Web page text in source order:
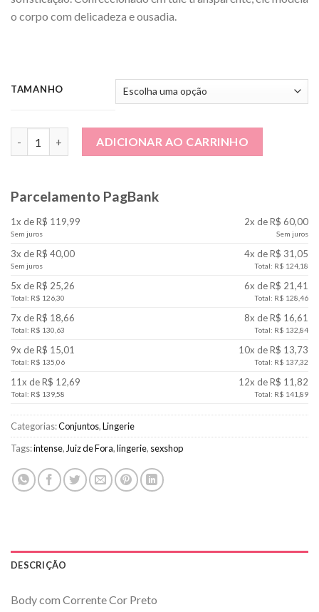
o corpo com delicadeza e ousadia.
TAMANHO
ADICIONAR AO CARRINHO
Parcelamento PagBank
1x de R$ 119,99
Sem juros
2x de R$ 60,00
Sem juros
3x de R$ 40,00
Sem juros
4x de R$ 31,05
Total: R$ 124,18
5x de R$ 25,26
Total: R$ 126,30
6x de R$ 21,41
Total: R$ 128,46
7x de R$ 18,66
Total: R$ 130,63
8x de R$ 16,61
Total: R$ 132,84
9x de R$ 15,01
Total: R$ 135,06
10x de R$ 13,73
Total: R$ 137,32
11x de R$ 12,69
Total: R$ 139,58
12x de R$ 11,82
Total: R$ 141,89
Categorias:Conjuntos,Lingerie
Tags:intense, Juiz de Fora,lingerie, sexshop
DESCRIÇÃO
Body com Corrente Cor Preto